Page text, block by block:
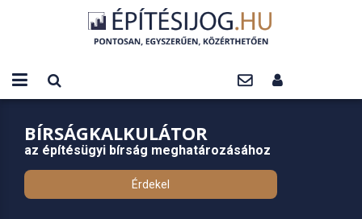
BÍRSÁGKALKULÁTOR
az építésügyi bírság meghatározásához
Érdekel